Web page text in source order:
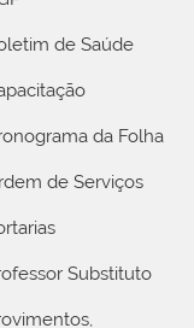
de Saúde
da Folha
de Serviços
Substituto